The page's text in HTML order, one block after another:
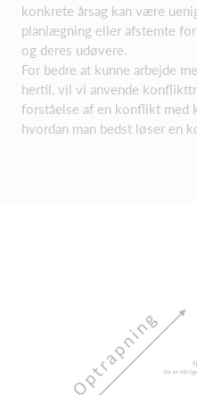
konkrete årsag kan være
planlægning eller afstemte
og deres udøvere.
For bedre at kunne arbejde
hertil, vil vi anvende
forståelse af en konflikt med
hvordan man bedst løser en